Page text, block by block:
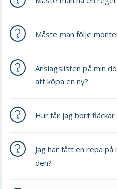
Måste man följe
Anslagslisten på min
att köpa en ny?
Hur får jag bort fläckar
Jag har fått en repa
den?